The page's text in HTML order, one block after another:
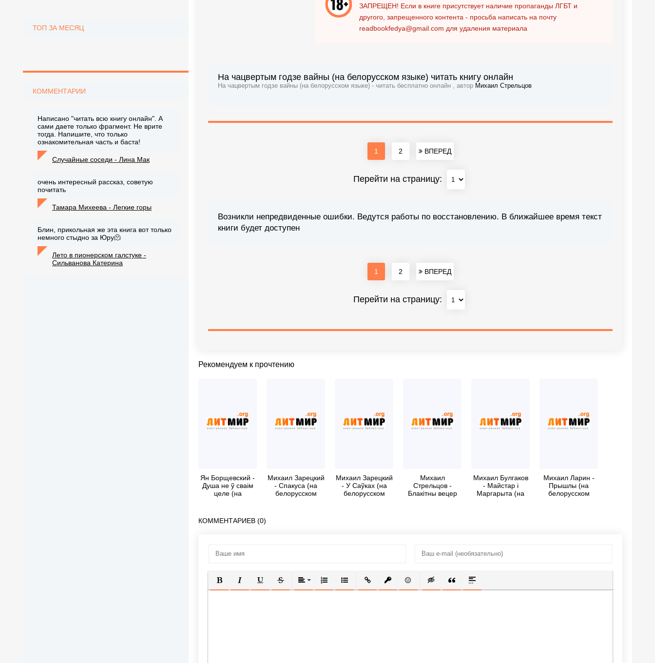
ЗАПРЕЩЕН! Если в книге присутствует наличие пропаганды ЛГБТ и
другого, запрещенного контента - просьба написать на почту
readbookfedya@gmail.com для удаления материала
На чацвертым годзе вайны (на белорусском языке) читать книгу онлайн
На чацвертым годзе вайны (на белорусском языке) - читать бесплатно онлайн , автор Михаил Стрельцов
1 2 ВПЕРЕД
Перейти на страницу:
Возникли непредвиденные ошибки. Ведутся работы по восстановлению. В ближайшее время текст
книги будет доступен
1 2 ВПЕРЕД
Перейти на страницу:
Рекомендуем к прочтению
Ян Борщевский -
Душа не ў сваiм
целе (на
Михаил Зарецкий
- Спакуса (на
белорусском
Михаил Зарецкий
- У Саўках (на
белорусском
Михаил
Стрельцов -
Блакiтны вецер
Михаил Булгаков
- Майстар i
Маргарыта (на
Михаил Ларин -
Прышлы (на
белорусском
КОММЕНТАРИЕВ (0)
ПОЛУЖИРНЫЙ
КУРСИВПОДЧЕРКНУТЫЙ
ЗАЧЕРКНУТЫЙВЫРАВНИВАНИЕ
НУМЕРОВАННЫЙ СПИСОК
МАРКИРОВАННЫЙ СПИСОК
ВСТАВИТЬ ССЫЛКУ
ВСТАВИТЬ ЗАЩИЩЕННУЮ ССЫЛКУ
ВСТАВИТЬ СМАЙЛИК
ВСТАВКА СКРЫТОГО ТЕКСТА
ВСТАВКА ЦИТАТЫ
ВСТАВКА СПОЙЛЕРА
ТОП ЗА МЕСЯЦ
КОММЕНТАРИИ
Написано "читать всю книгу онлайн". А
сами даете только фрагмент. Не врите
тогда. Напишите, что только
ознакомительная часть и баста!
Случайные соседи - Лина Мак
очень интересный рассказ, советую
почитать
Тамара Михеева - Легкие горы
Блин, прикольная же эта книга вот только
немного стыдно за Юру🫠
Лето в пионерском галстуке -
Сильванова Катерина